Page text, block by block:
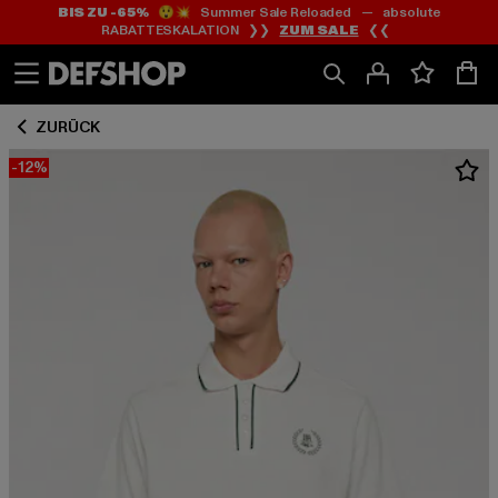
Zum
Inhalt
springen
Zum
Fußzeile
springen
BIS ZU -65%😲💥 Summer Sale Reloaded — absolute
RABATTESKALATION ❯❯ ZUM SALE ❮❮
ZURÜCK
-12%